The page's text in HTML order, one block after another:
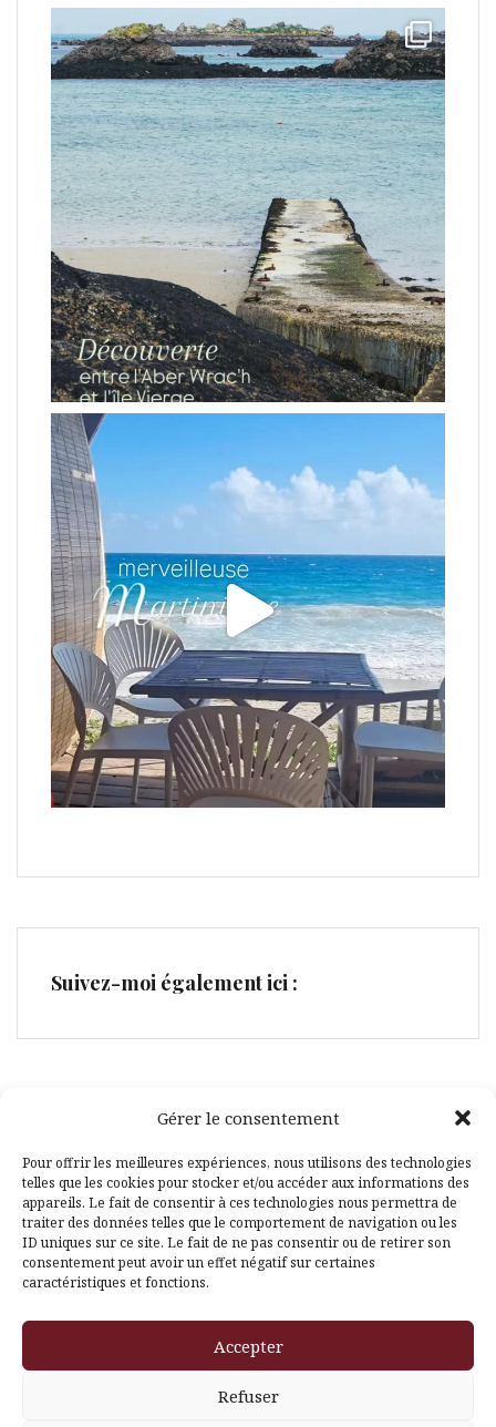
Gérer le consentement
Pour offrir les meilleures expériences, nous utilisons des technologies
telles que les cookies pour stocker et/ou accéder aux informations des
appareils. Le fait de consentir à ces technologies nous permettra de
traiter des données telles que le comportement de navigation ou les
ID uniques sur ce site. Le fait de ne pas consentir ou de retirer son
consentement peut avoir un effet négatif sur certaines
caractéristiques et fonctions.
Accepter
Refuser
Suivez-moi également ici :
Facebook
Pinterest
Themeisle